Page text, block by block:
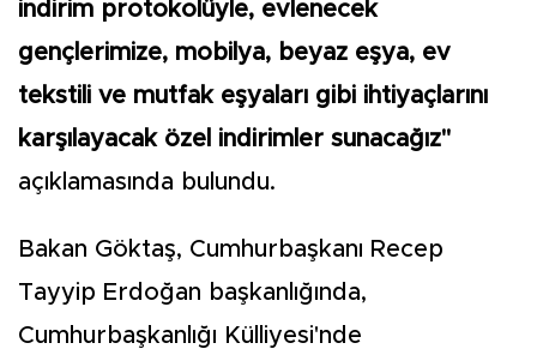
indirim protokolüyle, evlenecek
gençlerimize, mobilya, beyaz eşya, ev
tekstili ve mutfak eşyaları gibi ihtiyaçlarını
karşılayacak özel indirimler sunacağız"
açıklamasında bulundu.
Bakan Göktaş, Cumhurbaşkanı Recep
Tayyip Erdoğan başkanlığında,
Cumhurbaşkanlığı Külliyesi'nde